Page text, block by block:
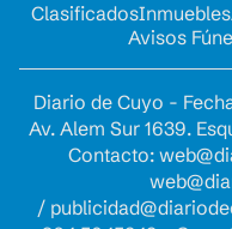
ClasificadosInmuebles
Avisos
Diario de Cuyo -
Av. Alem Sur 1639.
Contacto:
/